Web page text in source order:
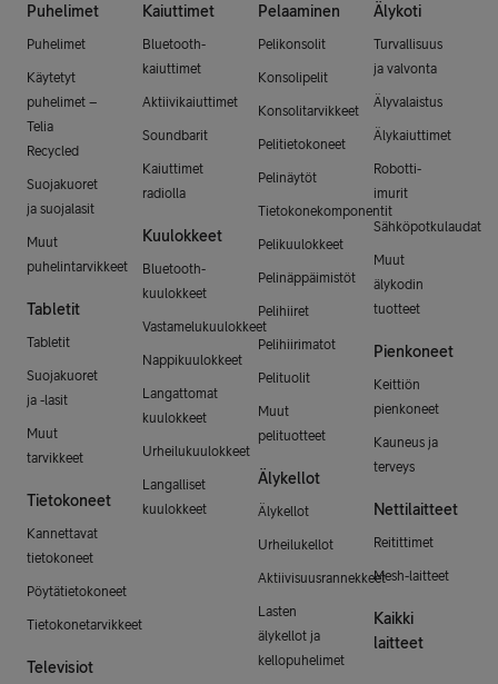
Puhelimet
Puhelimet
Käytetyt
puhelimet –
Telia
Recycled
Suojakuoret
ja suojalasit
Muut
puhelintarvikkeet
Tabletit
Tabletit
Suojakuoret
ja -lasit
Muut
tarvikkeet
Tietokoneet
Kannettavat
tietokoneet
Pöytätietokoneet
Tietokonetarvikkeet
Televisiot
Kaiuttimet
Bluetooth-
kaiuttimet
Aktiivikaiuttimet
Soundbarit
Kaiuttimet
radiolla
Kuulokkeet
Bluetooth-
kuulokkeet
Vastamelukuulokkeet
Nappikuulokkeet
Langattomat
kuulokkeet
Urheilukuulokkeet
Langalliset
kuulokkeet
Pelaaminen
Pelikonsolit
Konsolipelit
Konsolitarvikkeet
Pelitietokoneet
Pelinäytöt
Tietokonekomponentit
Pelikuulokkeet
Pelinäppäimistöt
Pelihiiret
Pelihiirimatot
Pelituolit
Muut
pelituotteet
Älykellot
Älykellot
Urheilukellot
Aktiivisuusrannekkeet
Lasten
älykellot ja
kellopuhelimet
Älykoti
Turvallisuus
ja valvonta
Älyvalaistus
Älykaiuttimet
Robotti-
imurit
Sähköpotkulaudat
Muut
älykodin
tuotteet
Pienkoneet
Keittiön
pienkoneet
Kauneus ja
terveys
Nettilaitteet
Reitittimet
Mesh-laitteet
Kaikki
laitteet